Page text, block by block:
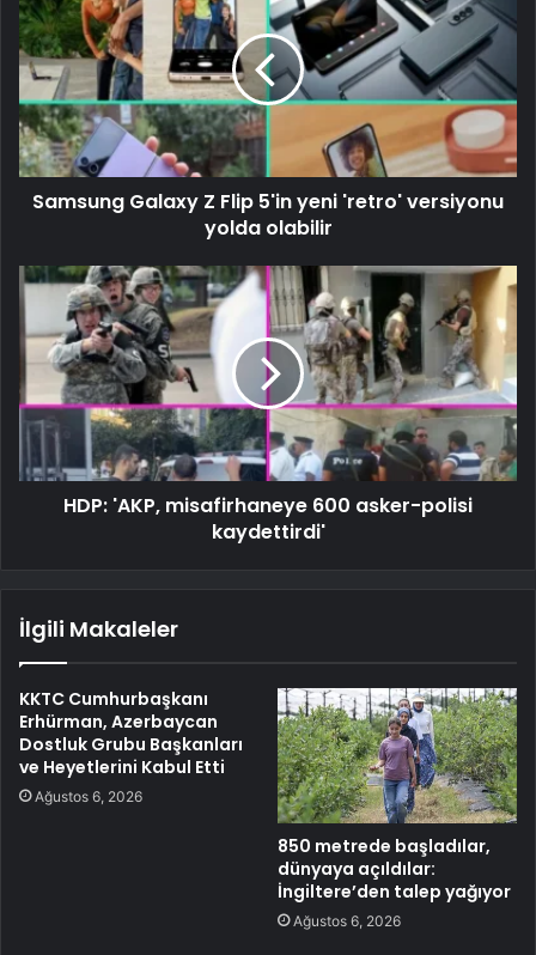
Samsung Galaxy Z Flip 5'in yeni 'retro' versiyonu
yolda olabilir
HDP: 'AKP, misafirhaneye 600 asker-polisi
kaydettirdi'
İlgili Makaleler
KKTC Cumhurbaşkanı
Erhürman, Azerbaycan
Dostluk Grubu Başkanları
ve Heyetlerini Kabul Etti
Ağustos 6, 2026
850 metrede başladılar,
dünyaya açıldılar:
İngiltere’den talep yağıyor
Ağustos 6, 2026